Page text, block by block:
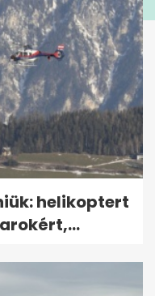
helikoptert